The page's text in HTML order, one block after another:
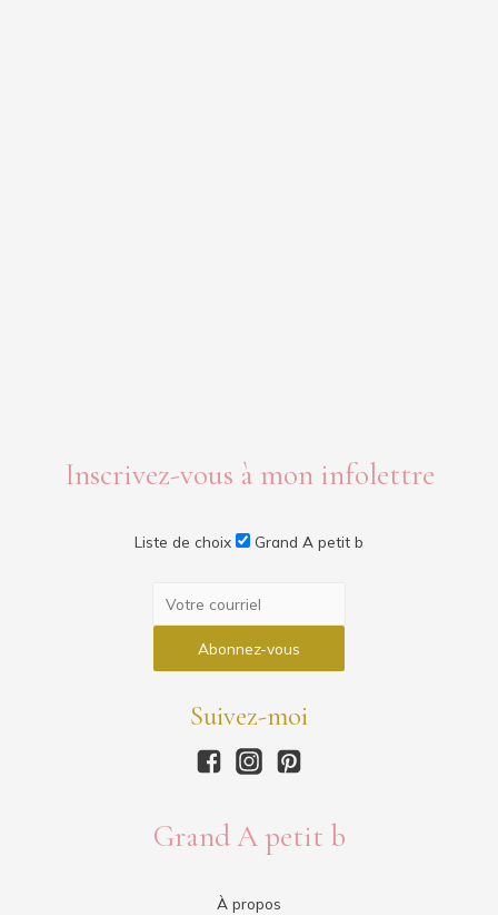
Inscrivez-vous à mon infolettre
Liste de choix Grand A petit b
Suivez-moi
Grand A petit b
À propos